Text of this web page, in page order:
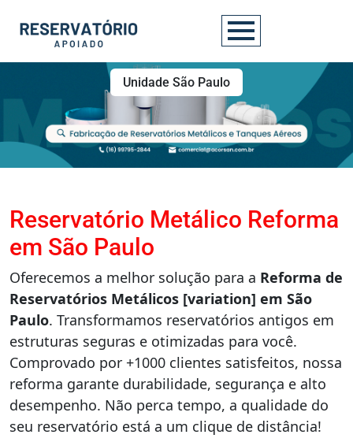
Unidade São Paulo
Reservatório Metálico Reforma
em São Paulo
Oferecemos a melhor solução para a Reforma de
Reservatórios Metálicos [variation] em São
Paulo. Transformamos reservatórios antigos em
estruturas seguras e otimizadas para você.
Comprovado por +1000 clientes satisfeitos, nossa
reforma garante durabilidade, segurança e alto
desempenho. Não perca tempo, a qualidade do
seu reservatório está a um clique de distância!